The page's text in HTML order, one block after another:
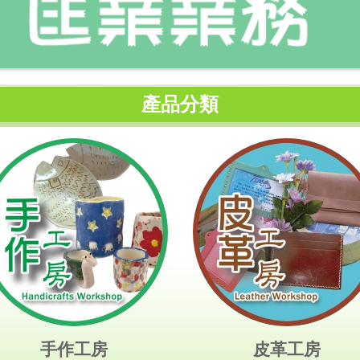
產品分類
手作工房 皮革工房